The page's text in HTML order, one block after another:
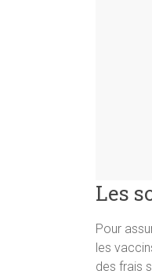
Les
Pour
les
des frais